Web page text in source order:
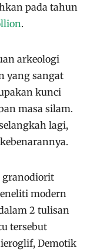
pada tahun
.
arkeologi
yang sangat
kunci
masa silam.
lagi,
granodiorit
modern
2 tulisan
tersebut
Demotik